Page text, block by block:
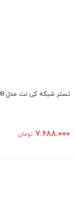
تستر شبکه کی نت مدل K-net SC8108
۷.۶۸۸.۰۰۰ تومان